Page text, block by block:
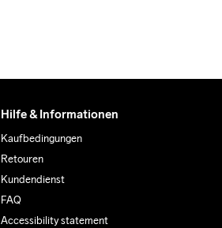
Hilfe & Informationen
Kaufbedingungen
Retouren
Kundendienst
FAQ
Accessibility statement